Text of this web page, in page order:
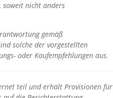
soweit nicht anders
gemäß
solche der vorgestellten
oder Kaufempfehlungen aus.
teil und erhält Provisionen für